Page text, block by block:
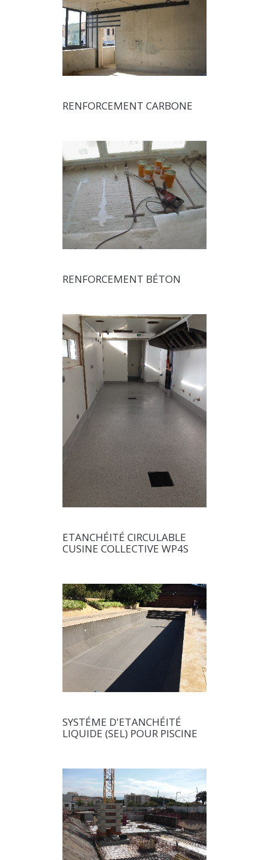
RENFORCEMENT CARBONE
RENFORCEMENT BÉTON
ETANCHÉITÉ CIRCULABLE
CUSINE COLLECTIVE WP4S
SYSTÉME D'ETANCHÉITÉ
LIQUIDE (SEL) POUR PISCINE